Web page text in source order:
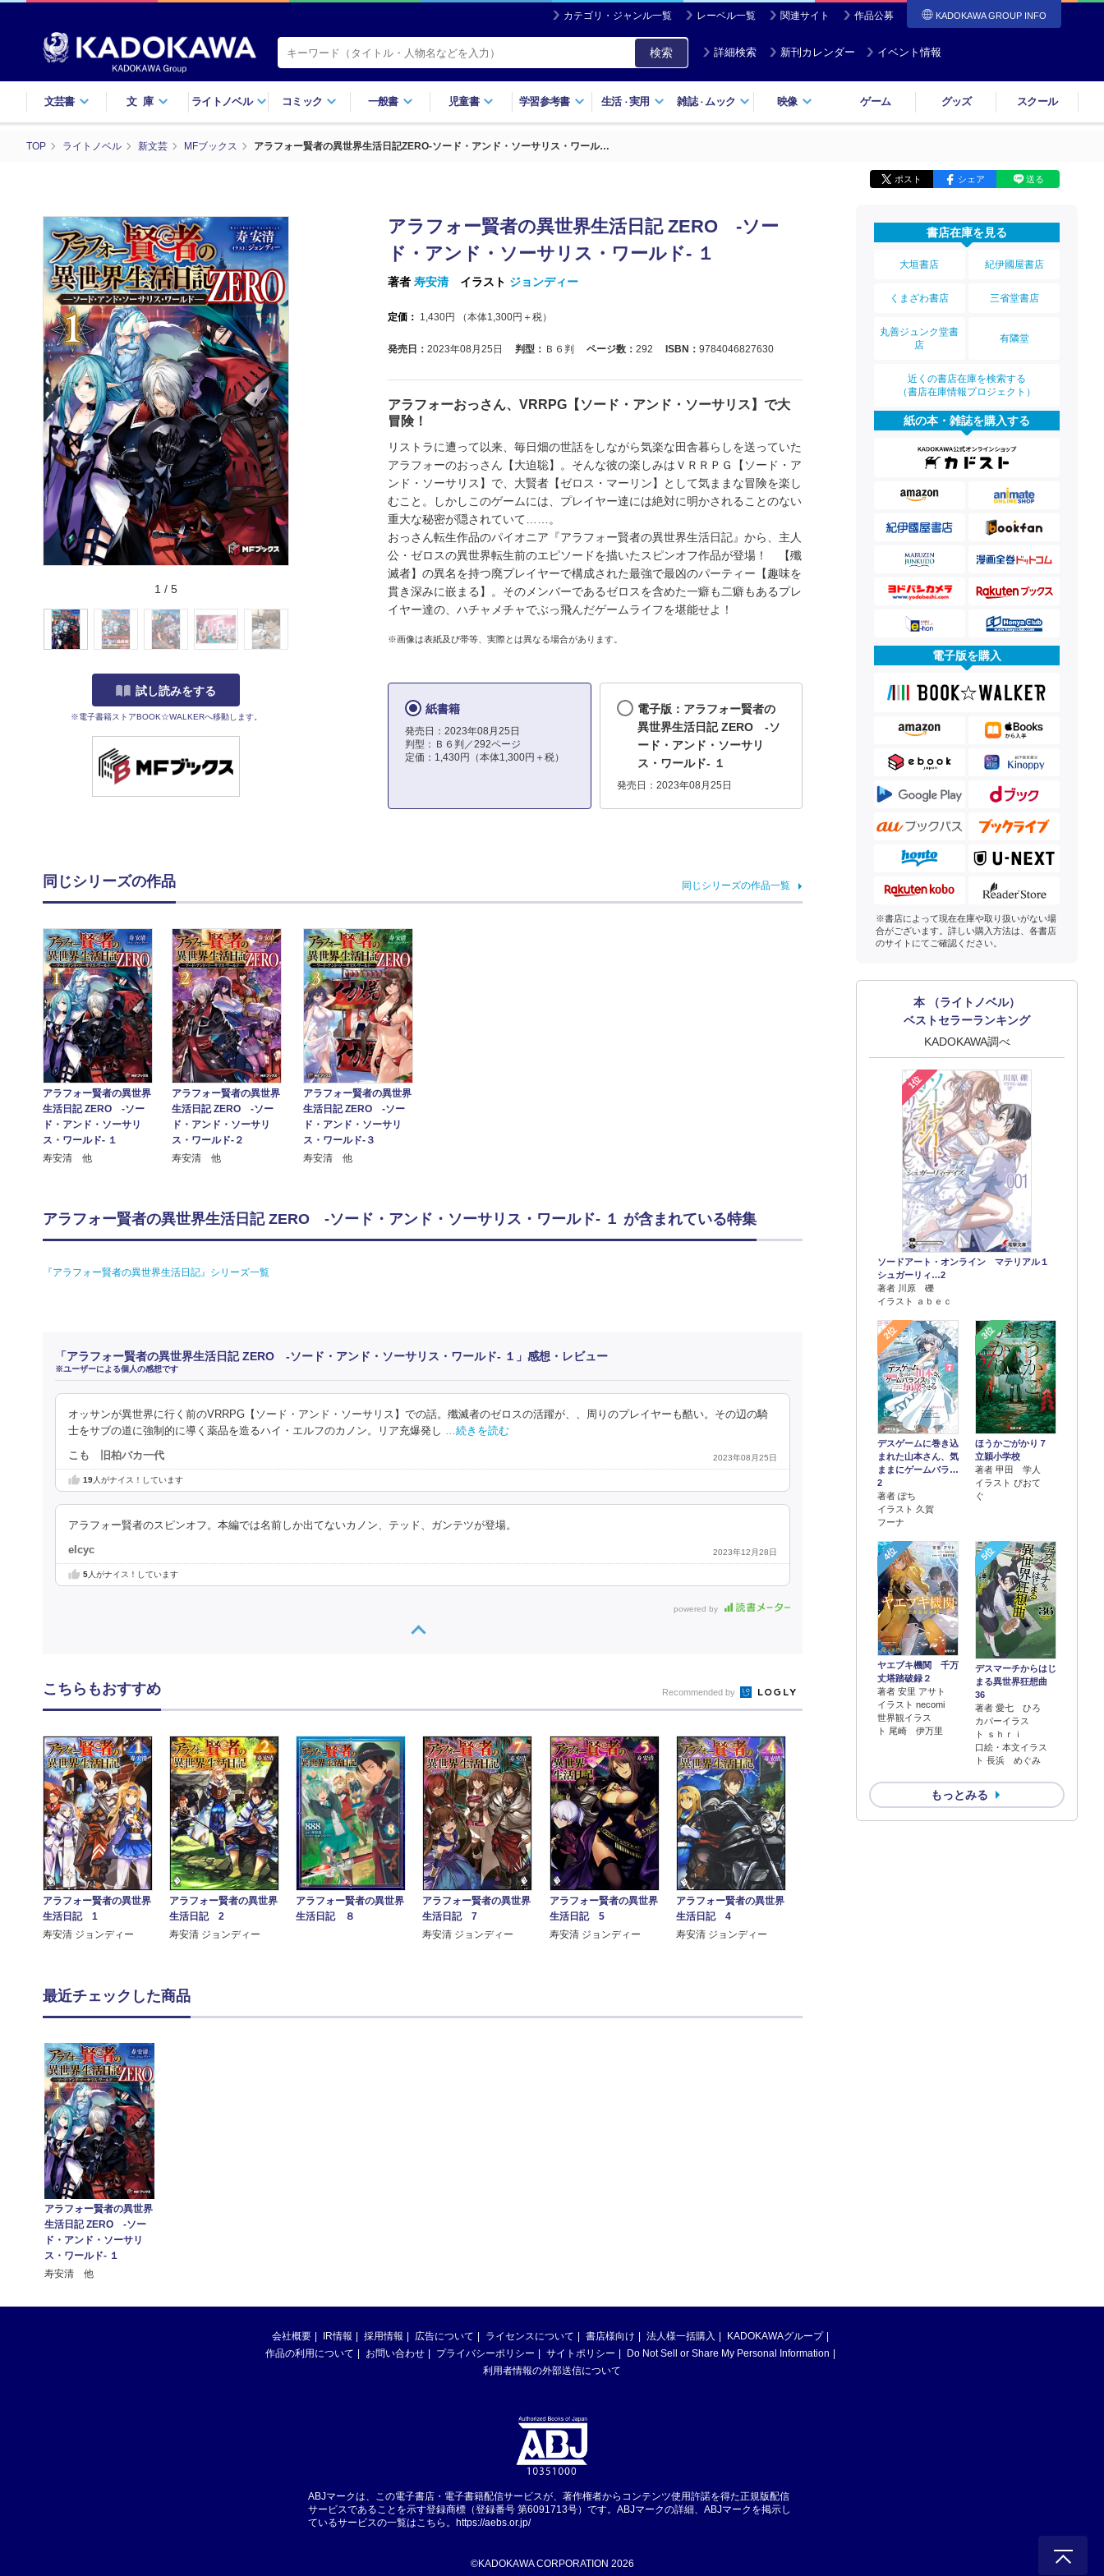
カテゴリ・ジャンル一覧 レーベル一覧 関連サイト 作品公募 KADOKAWA GROUP INFO
検索 詳細検索 新刊カレンダー イベント情報
文芸書 文庫 ライトノベル コミック 一般書 児童書 学習参考書 生活・実用 雑誌・ ムック 映像 ゲーム グッズ スクール
TOP ライトノベル 新文芸 MFブックス アラフォー賢者の異世界生活日記ZERO-ソード・アンド・ソーサリス・ワール…
ポスト シェア 送る
1 / 5
試し読みをする
※電子書籍ストアBOOK☆WALKERへ移動します。
アラフォー賢者の異世界生活日記 ZERO -ソー
ド・アンド・ソーサリス・ワールド- １
著者 寿安清 イラスト ジョンディー
定価： 1,430円 （本体1,300円＋税）
発売日： 2023年08月25日 判型： Ｂ６判 ページ数： 292 ISBN： 9784046827630
アラフォーおっさん、VRRPG【ソード・アンド・ソーサリス】で大
冒険！
リストラに遭って以来、毎日畑の世話をしながら気楽な田舎暮らしを送っていた
アラフォーのおっさん【大迫聡】。そんな彼の楽しみはＶＲＲＰＧ【ソード・ア
ンド・ソーサリス】で、大賢者【ゼロス・マーリン】として気ままな冒険を楽し
むこと。しかしこのゲームには、プレイヤー達には絶対に明かされることのない
重大な秘密が隠されていて……。
おっさん転生作品のパイオニア『アラフォー賢者の異世界生活日記』から、主人
公・ゼロスの異世界転生前のエピソードを描いたスピンオフ作品が登場！ 【殲
滅者】の異名を持つ廃プレイヤーで構成された最強で最凶のパーティー【趣味を
貫き深みに嵌まる】。そのメンバーであるゼロスを含めた一癖も二癖もあるプレ
イヤー達の、ハチャメチャでぶっ飛んだゲームライフを堪能せよ！
※画像は表紙及び帯等、実際とは異なる場合があります。
紙書籍
発売日：2023年08月25日
判型：Ｂ６判／292ページ
定価：1,430円（本体1,300円＋税）
電子版：アラフォー賢者の
異世界生活日記 ZERO -ソ
ード・アンド・ソーサリ
ス・ワールド- １
発売日：2023年08月25日
同じシリーズの作品 同じシリーズの作品一覧
アラフォー賢者の異世界
生活日記 ZERO -ソー
ド・アンド・ソーサリ
ス・ワールド- １
寿安清 他
アラフォー賢者の異世界
生活日記 ZERO -ソー
ド・アンド・ソーサリ
ス・ワールド-２
寿安清 他
アラフォー賢者の異世界
生活日記 ZERO -ソー
ド・アンド・ソーサリ
ス・ワールド-３
寿安清 他
アラフォー賢者の異世界生活日記 ZERO -ソード・アンド・ソーサリス・ワールド- １ が含まれている特集
『アラフォー賢者の異世界生活日記』シリーズ一覧
「アラフォー賢者の異世界生活日記 ZERO -ソード・アンド・ソーサリス・ワールド- １」感想・レビュー
※ユーザーによる個人の感想です
オッサンが異世界に行く前のVRRPG【ソード・アンド・ソーサリス】での話。殲滅者のゼロスの活躍が、、周りのプレイヤーも酷い。その辺の騎
士をサブの道に強制的に導く薬品を造るハイ・エルフのカノン。リア充爆発し …続きを読む
こも 旧柏バカ一代 2023年08月25日
19人がナイス！しています
アラフォー賢者のスピンオフ。本編では名前しか出てないカノン、テッド、ガンテツが登場。
elcyc 2023年12月28日
5人がナイス！しています
powered by
書店在庫を見る
大垣書店 紀伊國屋書店
くまざわ書店 三省堂書店
丸善ジュンク堂書
店
有隣堂
近くの書店在庫を検索する
（書店在庫情報プロジェクト）
紙の本・雑誌を購入する
電子版を購入
※書店によって現在在庫や取り扱いがない場
合がございます。詳しい購入方法は、各書店
のサイトにてご確認ください。
本 （ライトノベル）
ベストセラーランキング
KADOKAWA調べ
1位
ソードアート・オンライン マテリアル１
シュガーリィ…2
著者 川原 礫
イラスト ａｂｅｃ
2位
デスゲームに巻き込
まれた山本さん、気
ままにゲームバラ…
2
著者 ぽち
イラスト 久賀
フーナ
3位
ほうかごがかり７
立穎小学校
著者 甲田 学人
イラスト ぴおて
ぐ
4位
ヤエブキ機関 千万
丈塔踏破録２
著者 安里 アサト
イラスト necomi
世界観イラス
ト 尾崎 伊万里
5位
デスマーチからはじ
まる異世界狂想曲
36
著者 愛七 ひろ
カバーイラス
ト ｓｈｒｉ
口絵・本文イラス
ト 長浜 めぐみ
もっとみる
こちらもおすすめ Recommended by
アラフォー賢者の異世界
生活日記 1
寿安清 ジョンディー
アラフォー賢者の異世界
生活日記 2
寿安清 ジョンディー
アラフォー賢者の異世界
生活日記 ８
アラフォー賢者の異世界
生活日記 7
寿安清 ジョンディー
アラフォー賢者の異世界
生活日記 5
寿安清 ジョンディー
アラフォー賢者の異世界
生活日記 4
寿安清 ジョンディー
最近チェックした商品
アラフォー賢者の異世界
生活日記 ZERO -ソー
ド・アンド・ソーサリ
ス・ワールド- １
寿安清 他
会社概要 IR情報 採用情報 広告について ライセンスについて 書店様向け 法人様一括購入
KADOKAWAグループ
作品の利用について
お問い合わせ プライバシーポリシー サイトポリシー
Do Not Sell or Share My Personal Information
利用者情報の外部送信について
ABJマークは、この電子書店・電子書籍配信サービスが、著作権者からコンテンツ使用許諾を得た正規版配信
サービスであることを示す登録商標（登録番号 第6091713号）です。ABJマークの詳細、ABJマークを掲示し
ているサービスの一覧はこちら。 https://aebs.or.jp/
©KADOKAWA CORPORATION 2026